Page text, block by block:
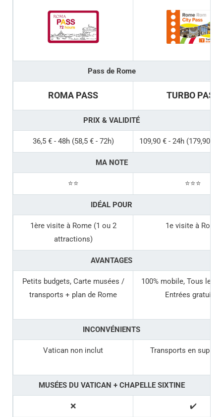
Pass de Rome
ROMA PASS TURBO PASS
PRIX & VALIDITÉ
36,5 € - 48h (58,5 € - 72h) 109,90 € - 24h (179,90 €
MA NOTE
⭐⭐ ⭐⭐⭐
IDÉAL POUR
1ère visite à Rome (1 ou 2
attractions)
1e visite à Rome
AVANTAGES
Petits budgets, Carte musées /
transports + plan de Rome
100% mobile, Tous les
Entrées gratuites
INCONVÉNIENTS
Vatican non inclut Transports en
MUSÉES DU VATICAN + CHAPELLE SIXTINE
❌ ✔️